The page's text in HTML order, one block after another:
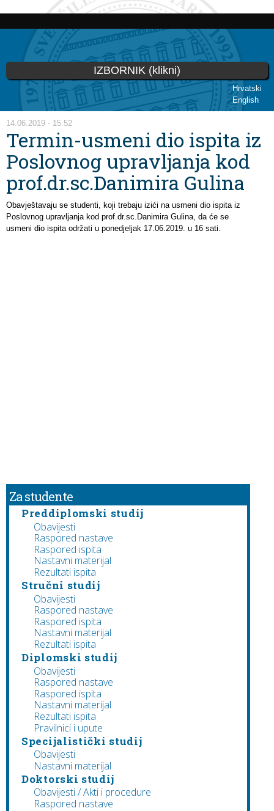
Skoči
glavni
sadržaj
Hrvatski
English
IZBORNIK (klikni)
Vi ste ovdje
14.06.2019 - 15:52
Termin-usmeni dio ispita iz
Poslovnog upravljanja kod
prof.dr.sc.Danimira Gulina
Obavještavaju se studenti, koji trebaju izići na usmeni dio ispita iz
Poslovnog upravljanja kod prof.dr.sc.Danimira Gulina, da će se
usmeni dio ispita održati u ponedjeljak 17.06.2019. u 16 sati.
Za studente
Preddiplomski studij
Obavijesti
Raspored nastave
Raspored ispita
Nastavni materijal
Rezultati ispita
Stručni studij
Obavijesti
Raspored nastave
Raspored ispita
Nastavni materijal
Rezultati ispita
Diplomski studij
Obavijesti
Raspored nastave
Raspored ispita
Nastavni materijal
Rezultati ispita
Pravilnici i upute
Specijalistički studij
Obavijesti
Nastavni materijal
Doktorski studij
Obavijesti / Akti i procedure
Raspored nastave